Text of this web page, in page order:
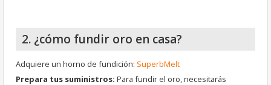
2. ¿cómo fundir oro en casa?
Adquiere un horno de fundición: SuperbMelt
Prepara tus suministros: Para fundir el oro, necesitarás